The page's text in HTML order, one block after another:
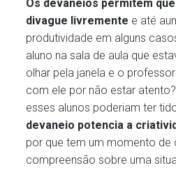
Os devaneios permitem
divague livremente e até
produtividade em alguns
aluno na sala de aula que
olhar pela janela e o
com ele por não estar
esses alunos poderiam ter
devaneio potencia a
por que tem um momento de
compreensão sobre uma